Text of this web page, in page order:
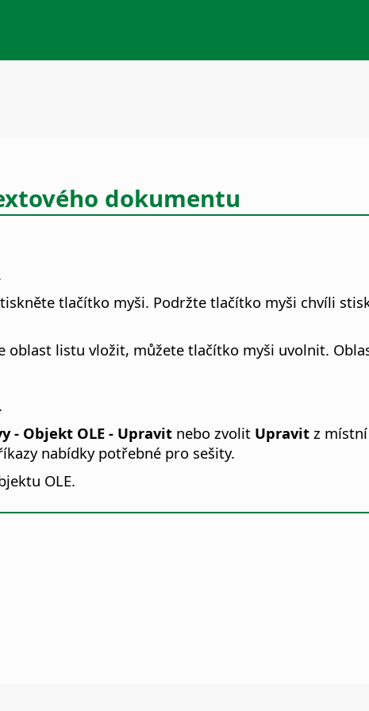
dokumentu
tlačítko myši. Podržte tlačítko myši chvíli
oblast listu vložit, můžete tlačítko myši uvolnit.
- Objekt OLE - Upravit nebo zvolit Upravit z
nabídky potřebné pro sešity.
OLE.